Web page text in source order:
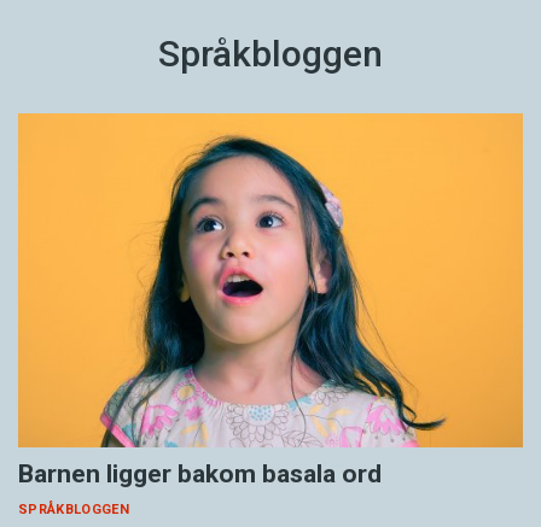
Språkbloggen
Barnen ligger bakom basala ord
SPRÅKBLOGGEN